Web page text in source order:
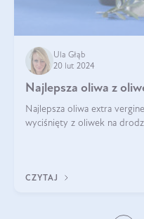
Ula Głąb
20 lut 2024
Najlepsza oliwa z
Najlepsza oliwa extra
wyciśnięty z oliwek na
CZYTAJ